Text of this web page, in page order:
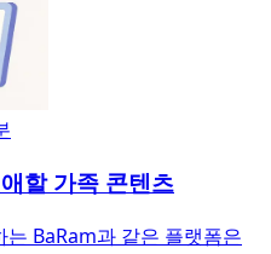
할 가족 콘텐츠
BaRam과 같은 플랫폼은